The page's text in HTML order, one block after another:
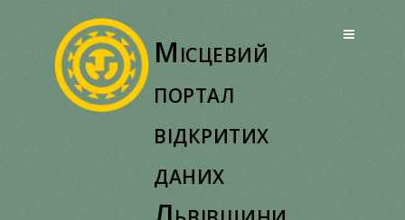
Місцевий
портал
відкритих
даних